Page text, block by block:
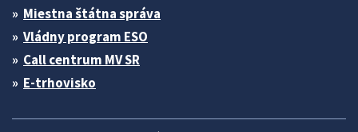
Miestna štátna správa
Vládny program ESO
Call centrum MV SR
E-trhovisko